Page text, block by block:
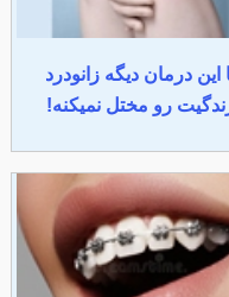
این درمان دیگه زانودرد
رو مختل نمیکنه!